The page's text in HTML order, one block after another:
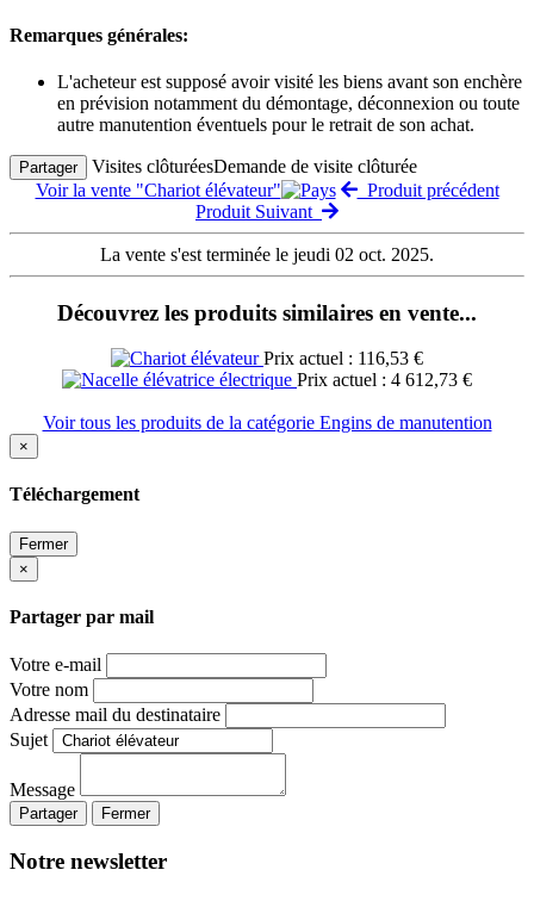
Remarques générales:
L'acheteur est supposé avoir visité les biens avant son enchère
en prévision notamment du démontage, déconnexion ou toute
autre manutention éventuels pour le retrait de son achat.
Partager Visites clôturéesDemande de visite clôturée
Voir la vente "Chariot élévateur"
Produit précédent
Produit Suivant
La vente s'est terminée le jeudi 02 oct. 2025.
Découvrez les produits similaires en vente...
Prix actuel : 116,53 €
Prix actuel : 4 612,73 €
Voir tous les produits de la catégorie Engins de manutention
×
Téléchargement
Fermer
×
Partager par mail
Votre e-mail
Votre nom
Adresse mail du destinataire
Sujet
Message
Partager Fermer
Notre newsletter